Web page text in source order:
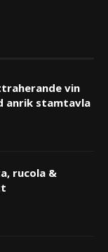
vin
anrik stamtavla
rucola &